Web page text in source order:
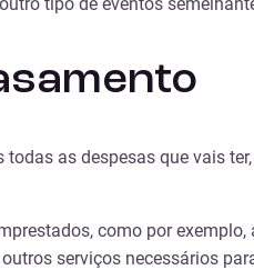
tipo de eventos
as despesas que vais
como por
serviços necessários